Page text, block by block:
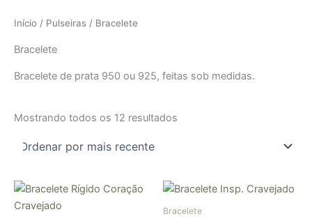
Início / Pulseiras / Bracelete
Bracelete
Bracelete de prata 950 ou 925, feitas sob medidas.
Mostrando todos os 12 resultados
Bracelete